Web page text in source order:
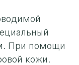
При помощи
кожи.